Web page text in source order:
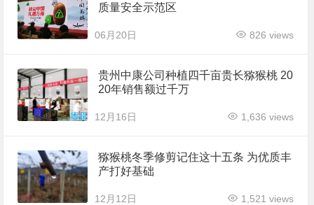
质量安全示范区
06月20日 826 views
贵州中康公司种植四千亩贵长猕猴桃 20
20年销售额过千万
12月16日 1,636 views
猕猴桃冬季修剪记住这十五条 为优质丰
产打好基础
12月12日 1,521 views